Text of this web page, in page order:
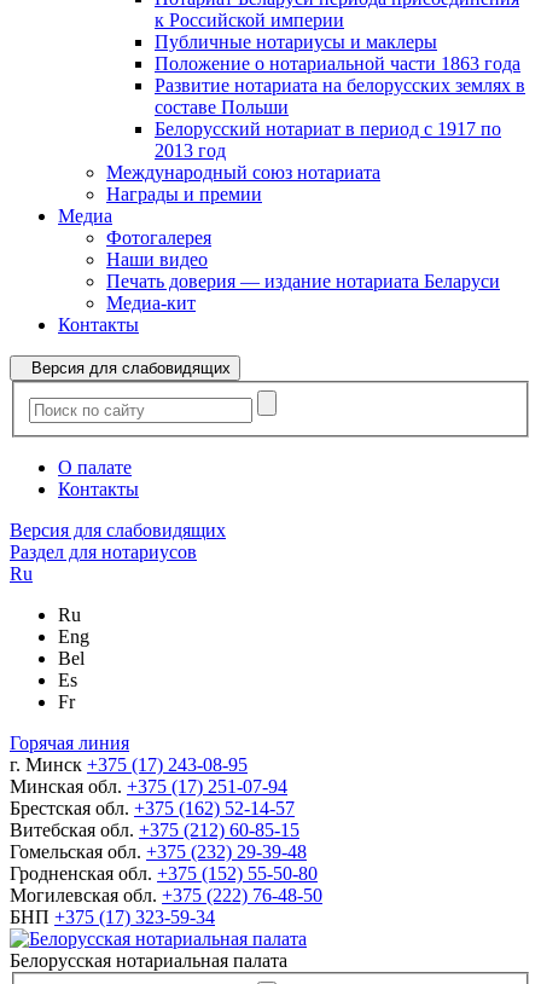
к Российской империи
Публичные нотариусы и маклеры
Положение о нотариальной части 1863 года
Развитие нотариата на белорусских землях в
составе Польши
Белорусский нотариат в период с 1917 по
2013 год
Международный союз нотариата
Награды и премии
Медиа
Фотогалерея
Наши видео
Печать доверия — издание нотариата Беларуси
Медиа-кит
Контакты
Версия для слабовидящих
О палате
Контакты
Версия для слабовидящих
Раздел для нотариусов
Ru
Ru
Eng
Bel
Es
Fr
Горячая линия
г. Минск +375 (17) 243-08-95
Минская обл. +375 (17) 251-07-94
Брестская обл. +375 (162) 52-14-57
Витебская обл. +375 (212) 60-85-15
Гомельская обл. +375 (232) 29-39-48
Гродненская обл. +375 (152) 55-50-80
Могилевская обл. +375 (222) 76-48-50
БНП +375 (17) 323-59-34
Белорусская нотариальная палата